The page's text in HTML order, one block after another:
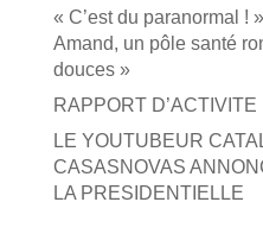
« C’est du paranormal !
Amand, un pôle santé
douces »
RAPPORT
LE YOUTUBEUR
CASASNOVAS
LA PRESIDENTIELLE